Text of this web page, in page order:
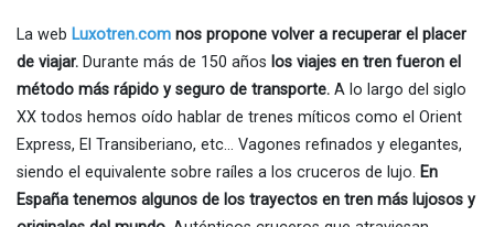
La web Luxotren.com nos propone volver a recuperar el placer
de viajar. Durante más de 150 años los viajes en tren fueron el
método más rápido y seguro de transporte. A lo largo del siglo
XX todos hemos oído hablar de trenes míticos como el Orient
Express, El Transiberiano, etc… Vagones refinados y elegantes,
siendo el equivalente sobre raíles a los cruceros de lujo. En
España tenemos algunos de los trayectos en tren más lujosos y